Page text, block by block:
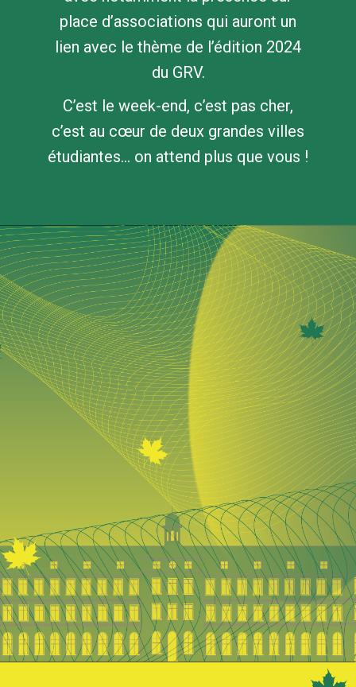
place d’associations qui auront un
lien avec le thème de l’édition 2024
du GRV.
C’est le week-end, c’est pas cher,
c’est au cœur de deux grandes villes
étudiantes… on attend plus que vous !